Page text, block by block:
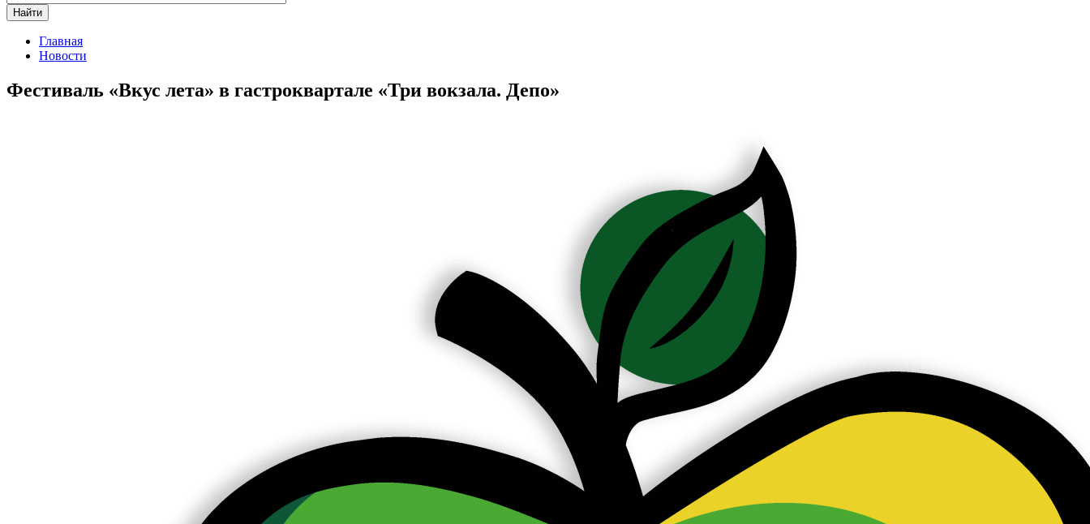
Найти
Главная
Новости
Фестиваль «Вкус лета» в гастроквартале «Три вокзала. Депо»